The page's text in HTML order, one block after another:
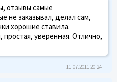
отзывы самые
не заказывал, делал сам,
хорошие ставила.
простая, уверенная. Отлично,
11.07.2011 20:24